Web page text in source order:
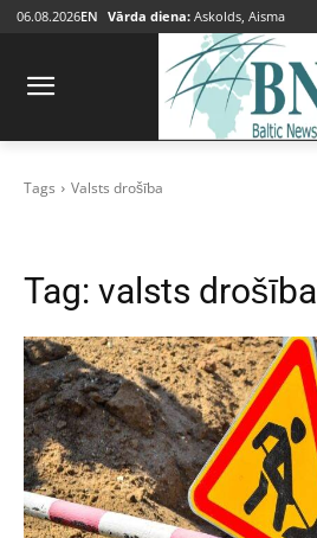
06.08.2026EN Vārda diena: Askolds, Aisma
Tags Valsts drošība
Tag: valsts drošība